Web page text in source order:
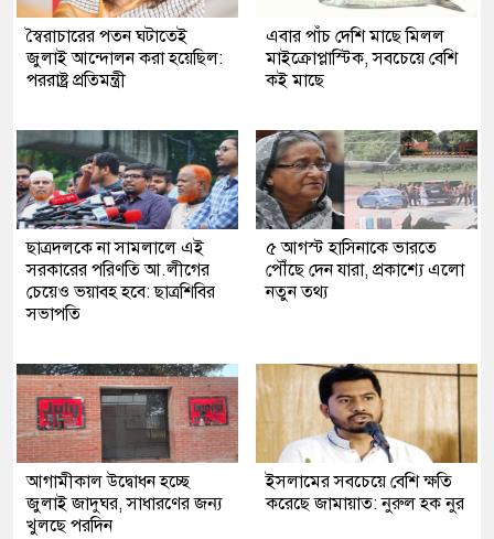
স্বৈরাচারের পতন ঘটাতেই
জুলাই আন্দোলন করা হয়েছিল:
পররাষ্ট্র প্রতিমন্ত্রী
এবার পাঁচ দেশি মাছে মিলল
মাইক্রোপ্লাস্টিক, সবচেয়ে বেশি
কই মাছে
ছাত্রদলকে না সামলালে এই
সরকারের পরিণতি আ.লীগের
চেয়েও ভয়াবহ হবে: ছাত্রশিবির
সভাপতি
৫ আগস্ট হাসিনাকে ভারতে
পৌঁছে দেন যারা, প্রকাশ্যে এলো
নতুন তথ্য
আগামীকাল উদ্বোধন হচ্ছে
জুলাই জাদুঘর, সাধারণের জন্য
খুলছে পরদিন
ইসলামের সবচেয়ে বেশি ক্ষতি
করেছে জামায়াত: নুরুল হক নুর